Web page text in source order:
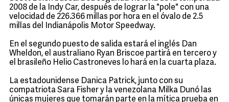
2008 de la Indy Car, después de lograr la "pole" con una
velocidad de 226.366 millas por hora en el óvalo de 2.5
millas del Indianápolis Motor Speedway.
En el segundo puesto de salida estará el inglés Dan
Wheldon, el australiano Ryan Briscoe partirá en tercero y
el brasileño Helio Castroneves lo hará en la cuarta plaza.
La estadounidense Danica Patrick, junto con su
compatriota Sara Fisher y la venezolana Milka Dunó las
únicas mujeres que tomarán parte en la mítica prueba en